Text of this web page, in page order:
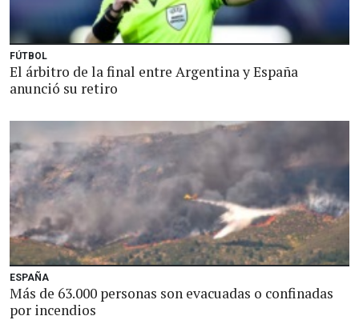
FÚTBOL
El árbitro de la final entre Argentina y España
anunció su retiro
ESPAÑA
Más de 63.000 personas son evacuadas o confinadas
por incendios